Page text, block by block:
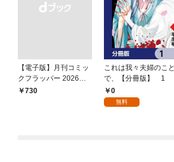
【電子版】月刊コミッ
クフラッパー 2026年9
月号
￥730
これは我々夫婦のこと
で、【分冊版】 1
0
無料